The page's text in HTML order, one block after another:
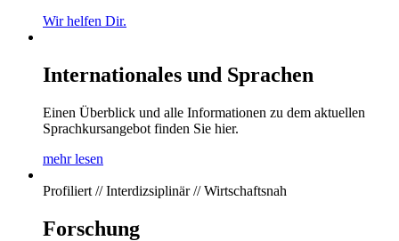
Wir helfen Dir.
Internationales und Sprachen
Einen Überblick und alle Informationen zu dem aktuellen
Sprachkursangebot finden Sie hier.
mehr lesen
Profiliert // Interdizsiplinär // Wirtschaftsnah
Forschung